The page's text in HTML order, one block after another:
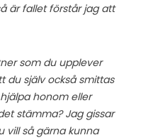
är fallet förstår jag att
som du upplever
du själv också smittas
honom eller
stämma? Jag gissar
vill så gärna kunna